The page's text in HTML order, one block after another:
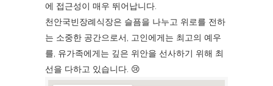
에 접근성이 매우 뛰어납니다.
천안국빈장례식장은 슬픔을 나누고 위로를 전하
는 소중한 공간으로서, 고인에게는 최고의 예우
를, 유가족에게는 깊은 위안을 선사하기 위해 최
선을 다하고 있습니다. 😢